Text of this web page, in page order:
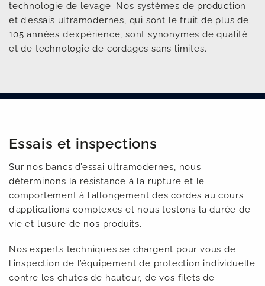
technologie de levage. Nos systèmes de production
et d’essais ultramodernes, qui sont le fruit de plus de
105 années d’expérience, sont synonymes de qualité
et de technologie de cordages sans limites.
Essais et inspections
Sur nos bancs d’essai ultramodernes, nous
déterminons la résistance à la rupture et le
comportement à l’allongement des cordes au cours
d’applications complexes et nous testons la durée de
vie et l’usure de nos produits.
Nos experts techniques se chargent pour vous de
l’inspection de l’équipement de protection individuelle
contre les chutes de hauteur, de vos filets de